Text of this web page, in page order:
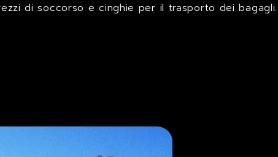
di soccorso e cinghie per il trasporto dei bagagli.